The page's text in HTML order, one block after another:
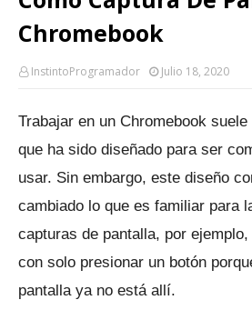
Chromebook
InstintoProgramador Julio 18, 2020
Trabajar en un Chromebook
que ha sido diseñado para ser
usar. Sin embargo, este diseño
cambiado lo que es familiar para
capturas de pantalla, por
con solo presionar un botón
pantalla ya no está allí.